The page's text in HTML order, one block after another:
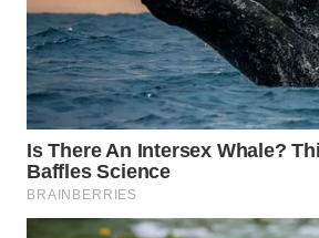
Wahana
Media
Group
WAHANA
NEWS
WAHANA
TANI